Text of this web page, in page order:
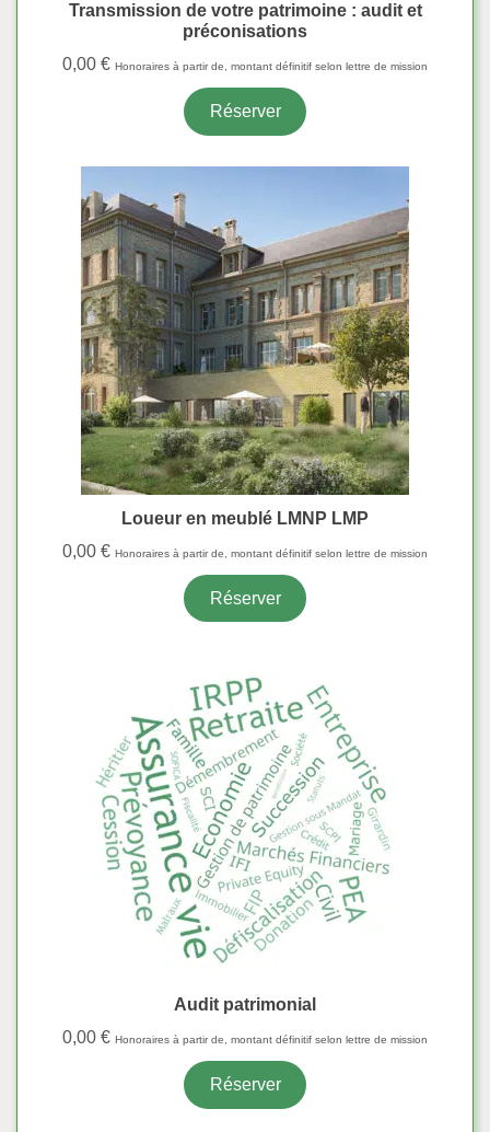
Transmission de votre patrimoine : audit et
préconisations
0,00 € Honoraires à partir de, montant définitif selon lettre de mission
Réserver
Loueur en meublé LMNP LMP
0,00 € Honoraires à partir de, montant définitif selon lettre de mission
Réserver
Audit patrimonial
0,00 € Honoraires à partir de, montant définitif selon lettre de mission
Réserver